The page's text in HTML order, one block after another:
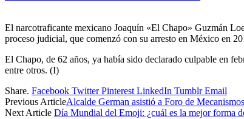
El narcotraficante mexicano Joaquín «El Chapo» Guzmán
proceso judicial, que comenzó con su arresto en México en
El Chapo, de 62 años, ya había sido declarado culpable en
entre otros. (I)
Share. Facebook Twitter Pinterest LinkedIn Tumblr Email
Previous ArticleAlcalde German asistió a Foro de
Next Article Día Mundial del Emoji: ¿cuál es la mejor forma